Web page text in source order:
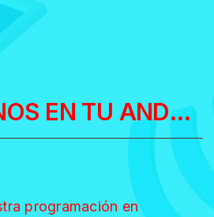
APP DE LA RADIO // LLEVANOS EN TU ANDROID O IPHONE
programación en